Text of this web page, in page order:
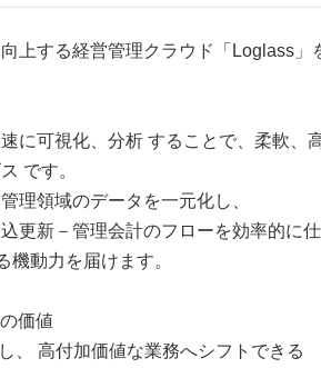
上する経営管理クラウド「Loglass」
に可視化、分析 することで、柔軟、
です。
理領域のデータを一元化し、
更新－管理会計のフローを効率的に
機動力を届けます。
価値
、 高付加価値な業務へシフトできる